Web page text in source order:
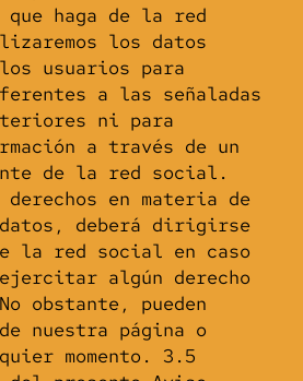
haga de la red
los datos
usuarios para
a las señaladas
ni para
a través de un
de la red social.
derechos en materia de
deberá dirigirse
la red social en caso
algún derecho
obstante, pueden
nuestra página o
momento. 3.5